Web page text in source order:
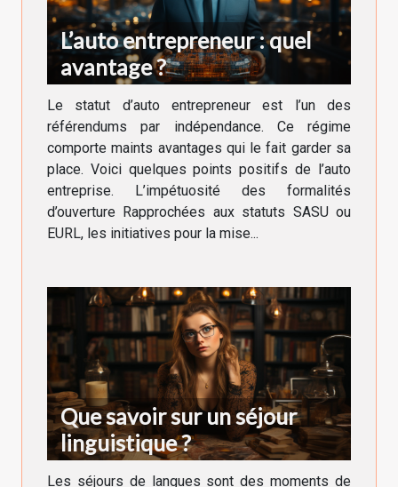
L’auto entrepreneur : quel
avantage ?
Le statut d’auto entrepreneur est l’un des
référendums par indépendance. Ce régime
comporte maints avantages qui le fait garder sa
place. Voici quelques points positifs de l’auto
entreprise. L’impétuosité des formalités
d’ouverture Rapprochées aux statuts SASU ou
EURL, les initiatives pour la mise...
Que savoir sur un séjour
linguistique ?
Les séjours de langues sont des moments de